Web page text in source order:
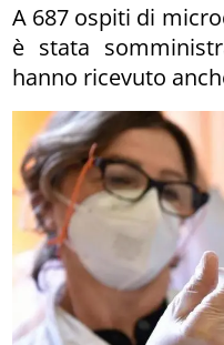
A 687 ospiti di
è stata
hanno ricevuto